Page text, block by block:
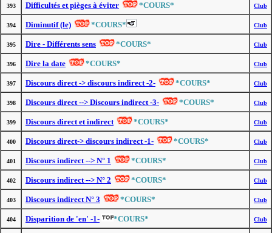
393 Difficultés et pièges à éviter *COURS* Club
394 Diminutif (le) *COURS* Club
395 Dire - Différents sens *COURS* Club
396 Dire la date *COURS* Club
397 Discours direct -> discours indirect -2- *COURS* Club
398 Discours direct --> Discours indirect -3- *COURS* Club
399 Discours direct et indirect *COURS* Club
400 Discours direct-> discours indirect -1- *COURS* Club
401 Discours indirect --> N° 1 *COURS* Club
402 Discours indirect --> N° 2 *COURS* Club
403 Discours indirect N° 3 *COURS* Club
404 Disparition de 'en' -1- *COURS* Club